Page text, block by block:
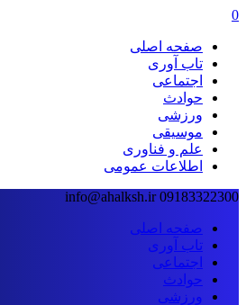
0
صفحه اصلی
تاب آوری
اجتماعی
حوادث
ورزشی
موسیقی
علم و فناوری
اطلاعات عمومی
09183322300
info@ahalksh.ir
صفحه اصلی
تاب آوری
اجتماعی
حوادث
ورزشی